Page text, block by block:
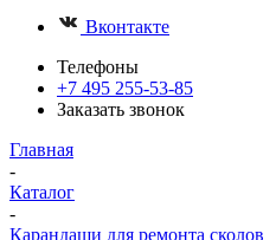
Вконтакте
Телефоны
+7 495 255-53-85
Заказать звонок
Главная
-
Каталог
-
Карандаши для ремонта сколов